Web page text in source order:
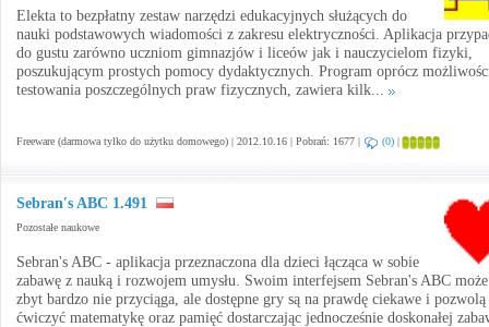
Elekta to bezpłatny zestaw narzędzi edukacyjnych służących do
nauki podstawowych wiadomości z zakresu elektryczności. Aplikacja
do gustu zarówno uczniom gimnazjów i liceów jak i nauczycielom fizyki,
poszukującym prostych pomocy dydaktycznych. Program oprócz
testowania poszczególnych praw fizycznych, zawiera kilk...
Freeware (darmowa tylko do użytku domowego) | 2012.10.16 | Pobrań: 1677 | (0) |
Sebran′s ABC 1.491
Pozostałe naukowe
Sebran's ABC - aplikacja przeznaczona dla dzieci łącząca w sobie
zabawę z nauką i rozwojem umysłu. Swoim interfejsem Sebran's ABC może
zbyt bardzo nie przyciąga, ale dostępne gry są na prawdę ciekawe i pozwolą
ćwiczyć matematykę oraz pamięć dostarczając jednocześnie doskonałej